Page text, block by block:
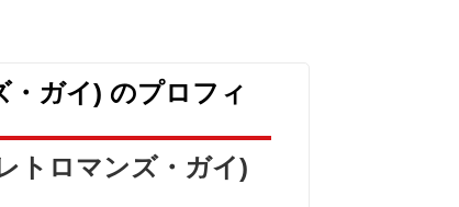
ガイ) のプロフィ
トロマンズ・ガイ)